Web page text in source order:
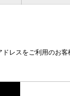
レスをご利用のお